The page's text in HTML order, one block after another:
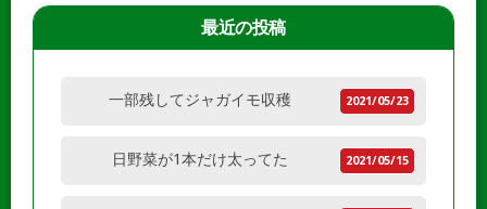
最近の投稿
一部残してジャガイモ収穫 2021/05/23
日野菜が1本だけ太ってた 2021/05/15